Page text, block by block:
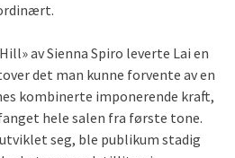
av Sienna Spiro leverte Lai en
det man kunne forvente av en
kombinerte imponerende kraft,
hele salen fra første tone.
seg, ble publikum stadig